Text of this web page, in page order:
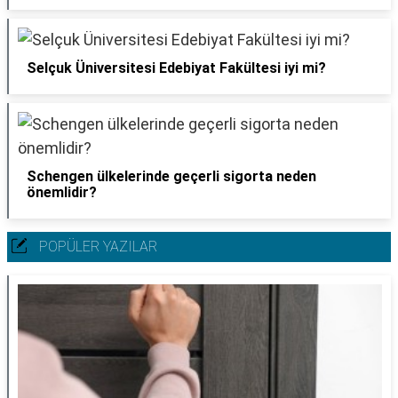
Selçuk Üniversitesi Edebiyat Fakültesi iyi mi?
Schengen ülkelerinde geçerli sigorta neden
önemlidir?
POPÜLER YAZILAR